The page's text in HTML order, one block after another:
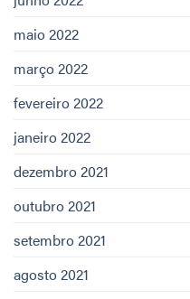
maio 2022
março 2022
fevereiro 2022
janeiro 2022
dezembro 2021
outubro 2021
setembro 2021
agosto 2021